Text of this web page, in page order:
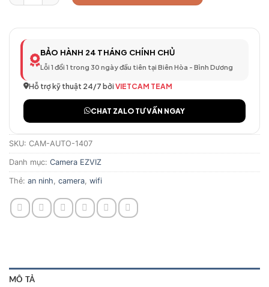
BẢO HÀNH 24 THÁNG CHÍNH CHỦ
Lỗi 1 đổi 1 trong 30 ngày đầu tiên tại Biên Hòa - Bình Dương
Hỗ trợ kỹ thuật 24/7 bởi VIETCAM TEAM
CHAT ZALO TƯ VẤN NGAY
SKU: CAM-AUTO-1407
Danh mục: Camera EZVIZ
Thẻ: an ninh camera wifi
MÔ TẢ